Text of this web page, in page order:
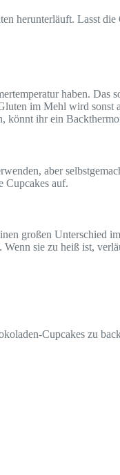
herunterläuft. Lasst
haben. Das
im Mehl wird sonst
könnt ihr ein
aber
Cupcakes auf.
großen Unterschied
sie zu heiß ist,
Cupcakes zu